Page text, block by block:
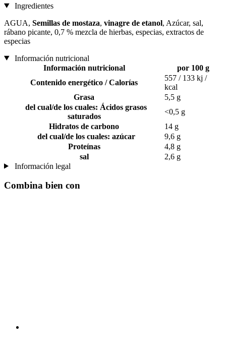
Ingredientes
AGUA, Semillas de mostaza, vinagre de etanol, Azúcar, sal,
rábano picante, 0,7 % mezcla de hierbas, especias, extractos de
especias
Información nutricional
Información nutricional
por 100 g
Contenido energético / Calorías
557 / 133 kj /
kcal
Grasa
5,5 g
del cual/de los cuales: Ácidos grasos
saturados
<0,5 g
Hidratos de carbono
14 g
del cual/de los cuales: azúcar
9,6 g
Proteínas
4,8 g
sal
2,6 g
Información legal
Combina bien con